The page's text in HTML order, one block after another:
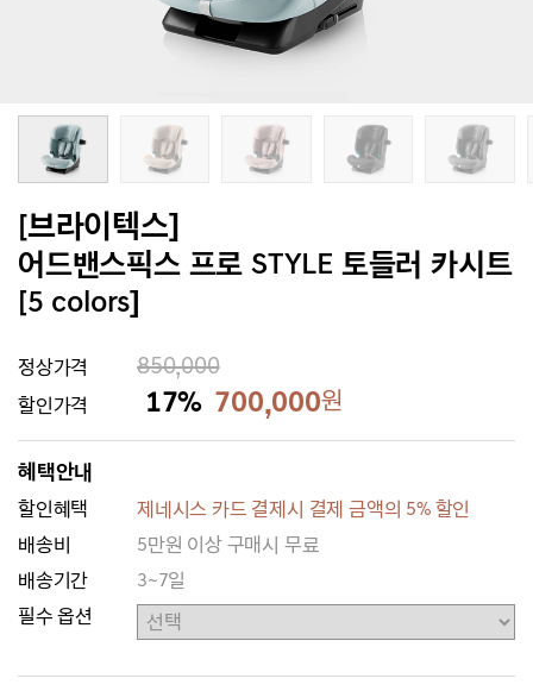
[브라이텍스]
어드밴스픽스 프로 STYLE 토들러 카시트
[5 colors]
정상가격 850,000
할인가격 17% 700,000원
혜택안내
할인혜택
제네시스 카드 결제시 결제 금액의 5% 할인
배송비
5만원 이상 구매시 무료
배송기간
3~7일
필수 옵션